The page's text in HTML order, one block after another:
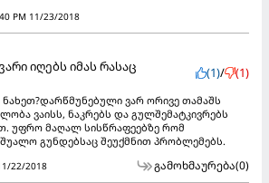
PM 11/23/2018
იღებს იმას რასაც (1)/ (1)
ვარ ორივე თამაშს
ვაისს, ნაკრებს და გულშემატკივრებს
უფრო მაღალ სისწრაფეებზე რომ
გუნდებსაც შეუქმნით პრობლემებს.
22/2018 გამოხმაურება(0)